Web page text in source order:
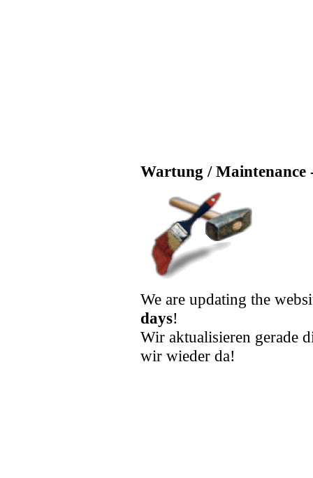
Wartung / Maintenance
We are updating the
days!
Wir aktualisieren gerade
wir wieder da!